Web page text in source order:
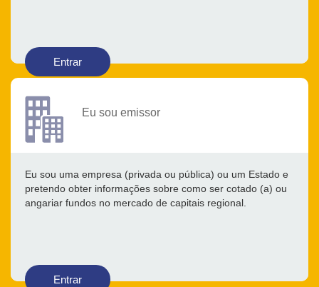
Entrar
Eu sou emissor
Eu sou uma empresa (privada ou pública) ou um Estado e
pretendo obter informações sobre como ser cotado (a) ou
angariar fundos no mercado de capitais regional.
Entrar